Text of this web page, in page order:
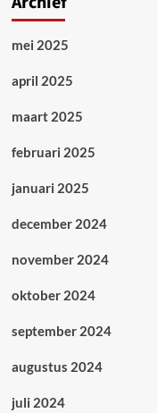
mei 2025
april 2025
maart 2025
februari 2025
januari 2025
december 2024
november 2024
oktober 2024
september 2024
augustus 2024
juli 2024